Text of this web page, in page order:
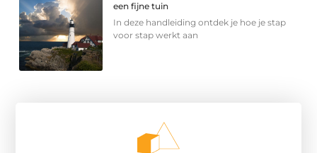
een fijne tuin
In deze handleiding ontdek je hoe je stap
voor stap werkt aan